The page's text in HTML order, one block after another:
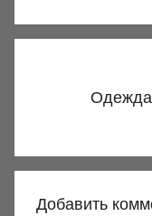
Добавить